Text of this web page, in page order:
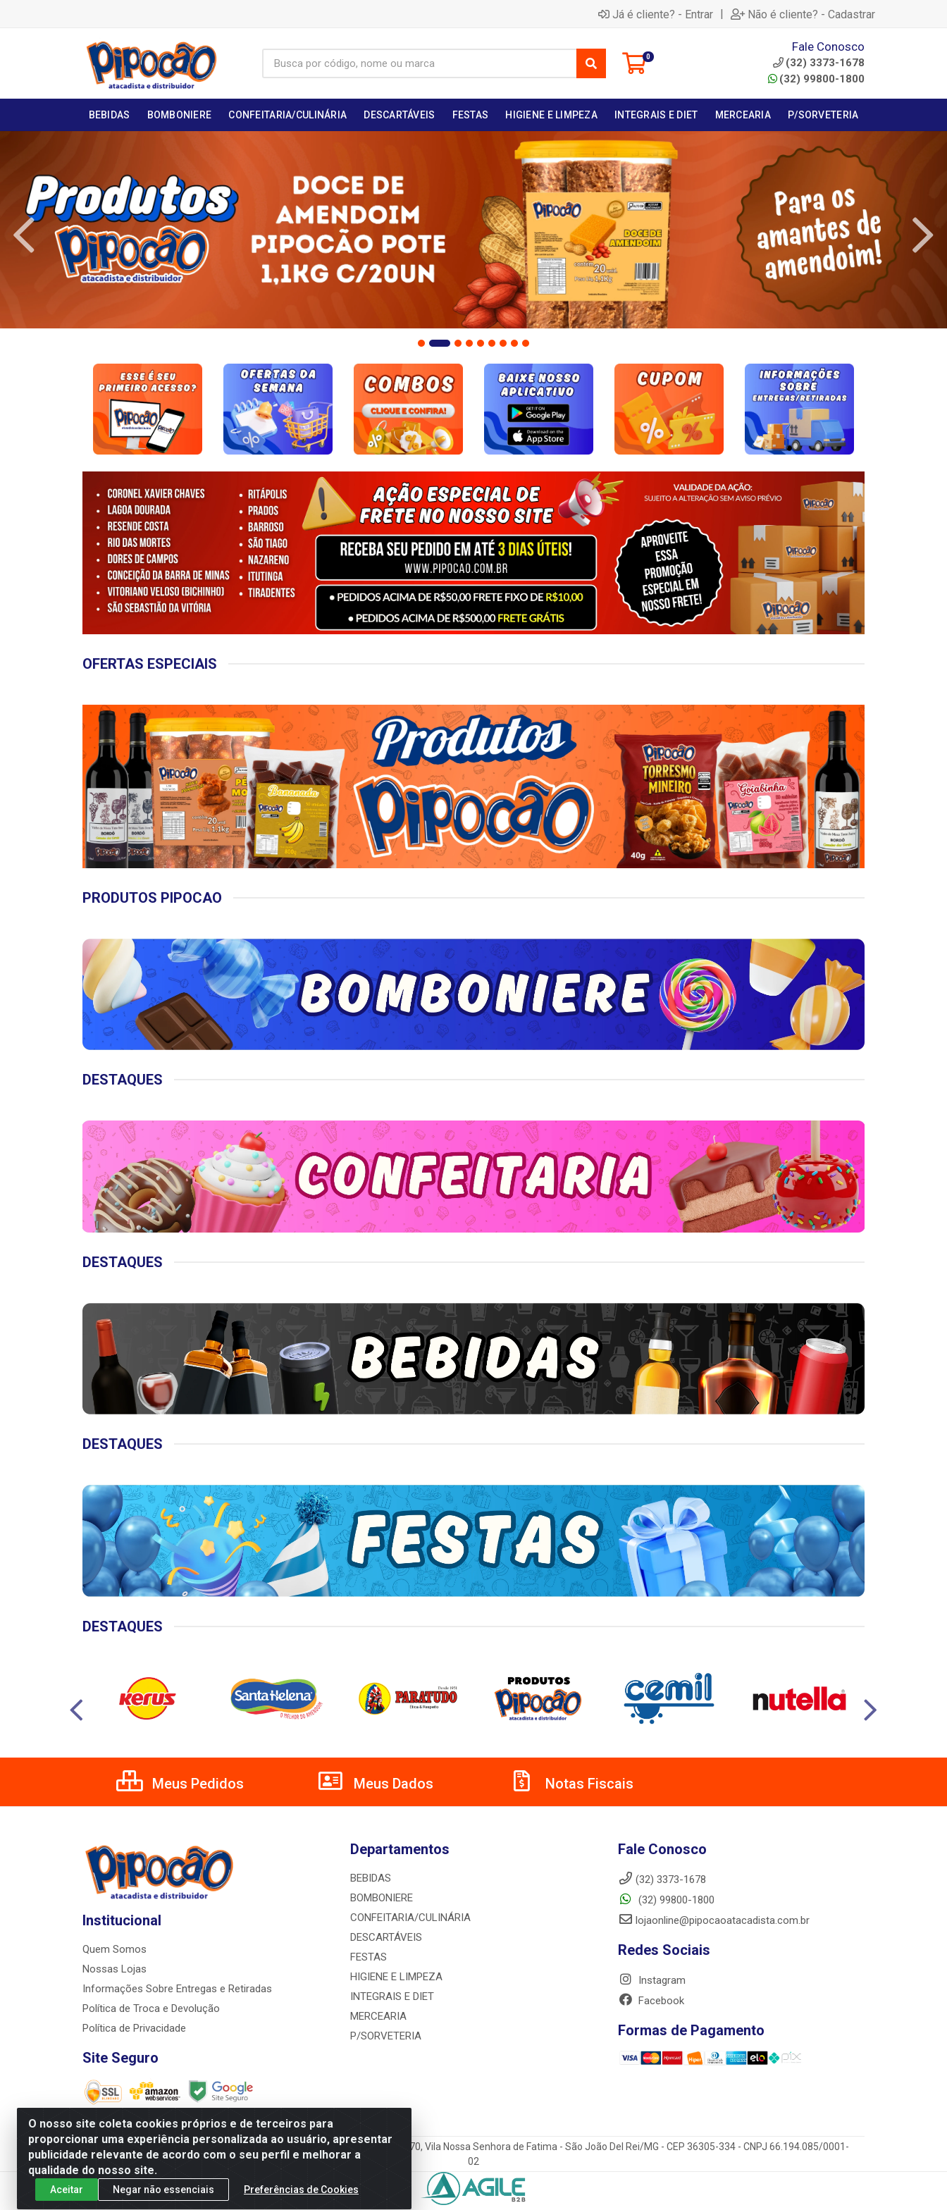
Já é cliente? - Entrar | Não é cliente? - Cadastrar
0
Fale Conosco
(32) 3373-1678
(32) 99800-1800
BEBIDAS BOMBONIERE CONFEITARIA/CULINÁRIA DESCARTÁVEIS FESTAS HIGIENE E LIMPEZA INTEGRAIS E DIET MERCEARIA P/SORVETERIA
OFERTAS ESPECIAIS
PRODUTOS PIPOCAO
DESTAQUES
DESTAQUES
DESTAQUES
DESTAQUES
O nosso site coleta cookies próprios e de terceiros para
proporcionar uma experiência personalizada ao usuário, apresentar
publicidade relevante de acordo com o seu perfil e melhorar a
qualidade do nosso site.
Aceitar Negar não essenciais Preferências de Cookies
Meus Pedidos Meus Dados Notas Fiscais
Institucional
Quem Somos
Nossas Lojas
Informações Sobre Entregas e Retiradas
Política de Troca e Devolução
Política de Privacidade
Site Seguro
Departamentos
BEBIDAS
BOMBONIERE
CONFEITARIA/CULINÁRIA
DESCARTÁVEIS
FESTAS
HIGIENE E LIMPEZA
INTEGRAIS E DIET
MERCEARIA
P/SORVETERIA
Fale Conosco
(32) 3373-1678
(32) 99800-1800
lojaonline@pipocaoatacadista.com.br
Redes Sociais
Instagram
Facebook
Formas de Pagamento
JRS Distribuição e Logística LTDA - Rua Antônio do Sacramento Torga 70, Vila Nossa Senhora de Fatima - São João Del Rei/MG - CEP 36305-334 - CNPJ 66.194.085/0001-
02